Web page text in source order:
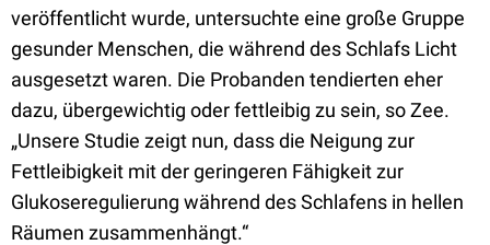
veröffentlicht wurde, untersuchte eine große Gruppe
gesunder Menschen, die während des Schlafs Licht
ausgesetzt waren. Die Probanden tendierten eher
dazu, übergewichtig oder fettleibig zu sein, so Zee.
„Unsere Studie zeigt nun, dass die Neigung zur
Fettleibigkeit mit der geringeren Fähigkeit zur
Glukoseregulierung während des Schlafens in hellen
Räumen zusammenhängt.“